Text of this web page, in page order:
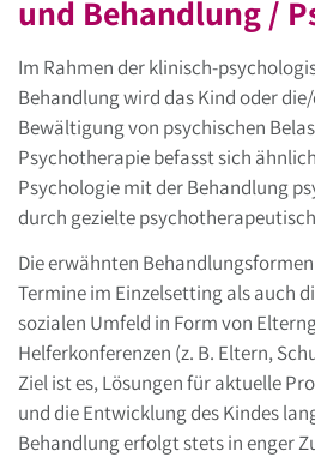
und Behandlung /
Im Rahmen der klinisch-
Behandlung wird das Kind oder
Bewältigung von psychischen
Psychotherapie befasst sich
Psychologie mit der Behandlung
durch gezielte
Die erwähnten
Termine im Einzelsetting als auch
sozialen Umfeld in Form von
Helferkonferenzen (z. B. Eltern,
Ziel ist es, Lösungen für aktuelle
und die Entwicklung des Kindes
Behandlung erfolgt stets in enger